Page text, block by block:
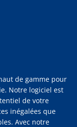
de gamme pour
Notre logiciel est
de votre
inégalées que
Avec notre